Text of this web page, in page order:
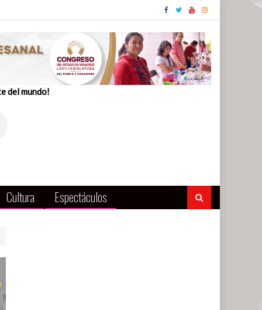
del mundo!
Cultura Espectáculos